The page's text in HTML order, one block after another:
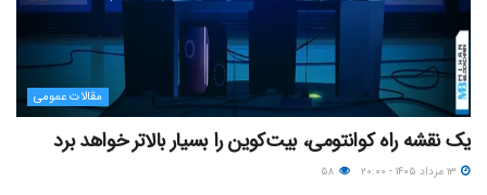
مقالات عمومی
یک نقشه راه کوانتومی، بیت‌کوین را بسیار بالاتر خواهد برد